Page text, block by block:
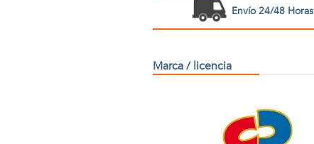
Envío 24/48 Horas
Marca / licencia